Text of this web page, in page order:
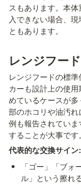
スもあります。本
入できない場合、
ともあります。
レンジフー
レンジフードの標
カーも設計上の使
めているケースが
部のホコリや油汚
例も報告されてい
することが大事です。
代表的な交換サイン:
「ゴー」「ブォ
ル」という擦れ